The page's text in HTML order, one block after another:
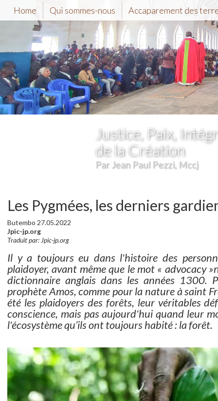
Home Qui sommes-nous Accaparement des
Justice, Paix,
de la Création
Par Jean Paul Pezzi, Mccj
Les Pygmées, les derniers
Butembo 27.05.2022
Jpic-jp.org
Traduit par: Jpic-jp.org
Il y a toujours eu dans l'histoire des
plaidoyer, avant même que le mot « advocacy
dictionnaire anglais dans les années 1300.
prophète Amos, comme pour la nature à saint
été les plaidoyers des forêts, leur véritables
conscience, mais pas aujourd'hui quand leur
l'écosystème qu’ils ont toujours habité : la forêt.